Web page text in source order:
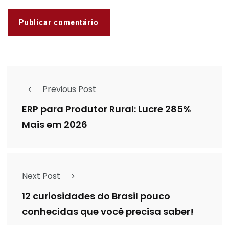
Previous Post
ERP para Produtor Rural: Lucre 285%
Mais em 2026
Next Post
12 curiosidades do Brasil pouco
conhecidas que você precisa saber!